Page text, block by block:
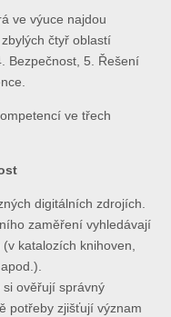
ve výuce najdou
čtyř oblastí
Bezpečnost, 5. Řešení
ve třech
digitálních zdrojích.
zaměření vyhledávají
katalozích knihoven,
ověřují správný
potřeby zjišťují význam